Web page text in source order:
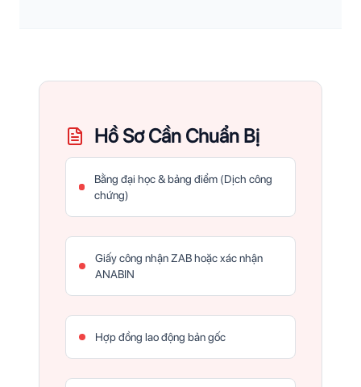
Hồ Sơ Cần Chuẩn Bị
Bằng đại học & bảng điểm (Dịch công
chứng)
Giấy công nhận ZAB hoặc xác nhận
ANABIN
Hợp đồng lao động bản gốc